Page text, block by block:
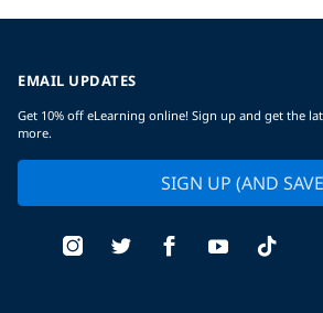
EMAIL UPDATES
Get 10% off eLearning online! Sign up and get the
more.
SIGN UP (AND